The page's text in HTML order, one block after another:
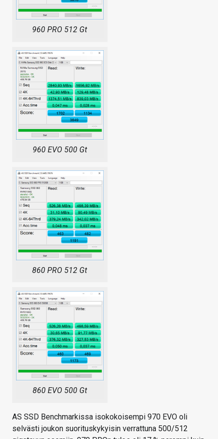
960 PRO 512 Gt
960 EVO 500 Gt
860 PRO 512 Gt
860 EVO 500 Gt
AS SSD Benchmarkissa isokokoisempi 970 EVO oli
selvästi joukon suorituskykyisin verrattuna 500/512